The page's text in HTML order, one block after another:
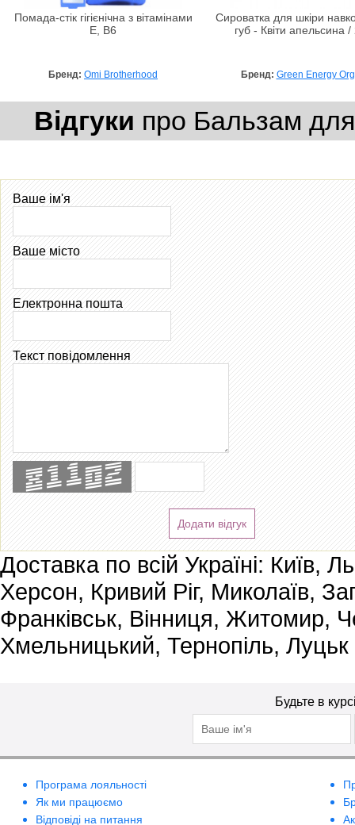
Помада-стік гігієнічна з вітамінами
Е, В6
Бренд: Omi Brotherhood
Сироватка для шкіри
губ - Квіти апельсина
Бренд: Green Energy
Відгуки про Бальзам
Ваше ім'я
Ваше місто
Електронна пошта
Текст повідомлення
Додати відгук
Доставка по всій Україні: Київ,
Херсон, Кривий Ріг, Миколаїв,
Франківськ, Вінниця, Житомир,
Хмельницький, Тернопіль, Луцьк
Будьте в
Програма лояльності
Як ми працюємо
Відповіді на питання